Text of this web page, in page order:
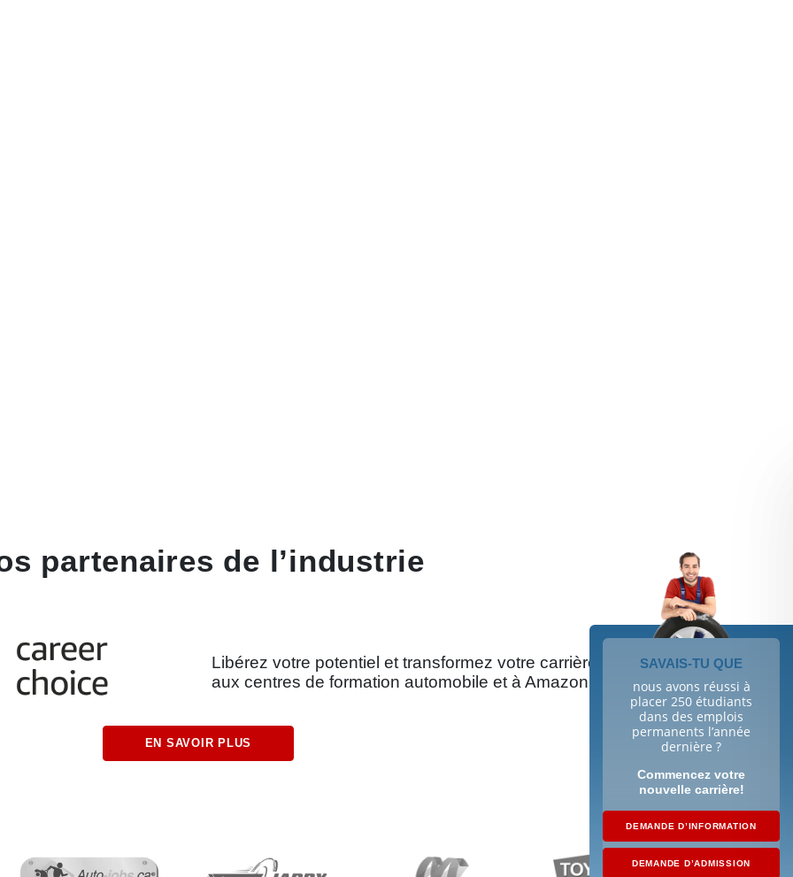
partenaires de l’industrie
Libérez votre potentiel et transformez votre carrière grâce
aux centres de formation automobile et à Amazon.
EN SAVOIR PLUS
SAVAIS-TU QUE
nous avons réussi à
placer 250 étudiants
dans des emplois
permanents l’année
dernière ?
Commencez votre
nouvelle carrière!
DEMANDE D’INFORMATION
DEMANDE D’ADMISSION